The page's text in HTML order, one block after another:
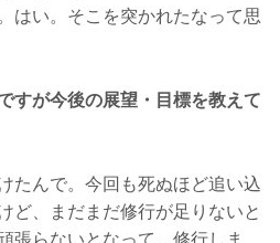
はい。そこを突かれたなって思
すが今後の展望・目標を教えて
たんで。今回も死ぬほど追い込
ど、まだまだ修行が足りないと
張らないとなって。修行しま